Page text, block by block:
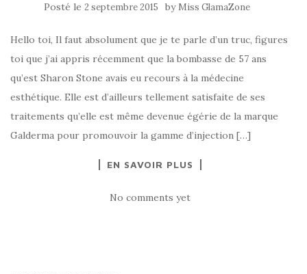
Posté le 2 septembre 2015 by Miss GlamaZone
Hello toi, Il faut absolument que je te parle d’un truc, figures
toi que j’ai appris récemment que la bombasse de 57 ans
qu’est Sharon Stone avais eu recours à la médecine
esthétique. Elle est d’ailleurs tellement satisfaite de ses
traitements qu’elle est même devenue égérie de la marque
Galderma pour promouvoir la gamme d’injection […]
EN SAVOIR PLUS
No comments yet